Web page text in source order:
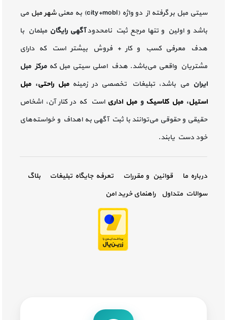
سیتی مبل بر گرفته از دو واژه (city+mobl) به معنی شهر مبل می
باشد و اولین و تنها مرجع ثبت نامحدودآگهی رایگان مبلمان با
هدف معرفی کسب و کار + فروش بیشتر است که دارای
مشتریان واقعی می‌باشد. هدف اصلی سیتی مبل کهمرکز مبل
ایران می باشد، تبلیغات تخصصی در زمینه مبل راحتی،مبل
استیل،مبل کلاسیک ومبل اداری است که در کنار آن، اشخاص
حقیقی و حقوقی می‌توانند با ثبت آگهی به اهداف و خواسته‌های
خود دست یابند.
درباره ما قوانین و مقررات تعرفه جایگاه تبلیغات
بلاگ
سوالات متداول
راهنمای خرید امن